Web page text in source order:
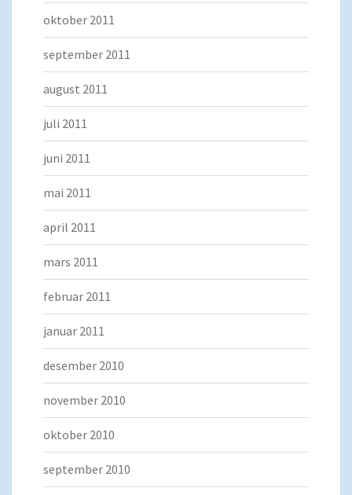
oktober 2011
september 2011
august 2011
juli 2011
juni 2011
mai 2011
april 2011
mars 2011
februar 2011
januar 2011
desember 2010
november 2010
oktober 2010
september 2010